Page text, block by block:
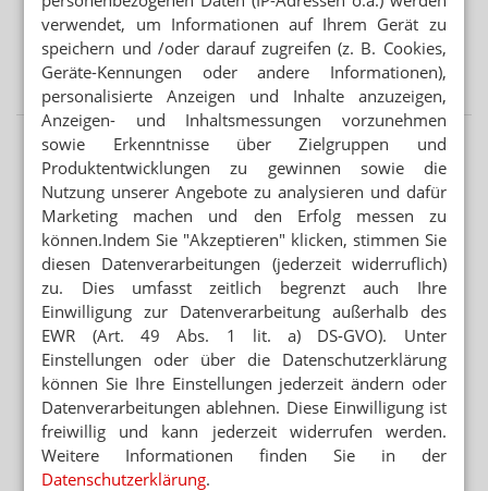
verwendet, um Informationen auf Ihrem Gerät zu
speichern und /oder darauf zugreifen (z. B. Cookies,
Geräte-Kennungen oder andere Informationen),
personalisierte Anzeigen und Inhalte anzuzeigen,
Anzeigen- und Inhaltsmessungen vorzunehmen
sowie Erkenntnisse über Zielgruppen und
Produktentwicklungen zu gewinnen sowie die
Nutzung unserer Angebote zu analysieren und dafür
Marketing machen und den Erfolg messen zu
können.Indem Sie "Akzeptieren" klicken, stimmen Sie
diesen Datenverarbeitungen (jederzeit widerruflich)
zu. Dies umfasst zeitlich begrenzt auch Ihre
Einwilligung zur Datenverarbeitung außerhalb des
EWR (Art. 49 Abs. 1 lit. a) DS-GVO). Unter
Einstellungen oder über die Datenschutzerklärung
können Sie Ihre Einstellungen jederzeit ändern oder
Datenverarbeitungen ablehnen. Diese Einwilligung ist
freiwillig und kann jederzeit widerrufen werden.
Weitere Informationen finden Sie in der
Datenschutzerklärung.
BRANDENBURG OHNE PHARMAZIE-STANDORT
Neuer Medizin-Campus – weiterhin ohne Pharmazeuten